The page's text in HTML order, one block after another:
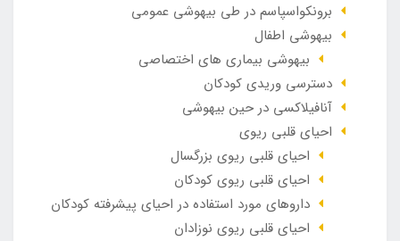
برونکواسپاسم در طی بیهوشی عمومی
بیهوشی اطفال
بیهوشی بیماری های اختصاصی
دسترسی وریدی کودکان
آنافيلاکسی در حين بيهوشی
احیای قلبی ریوی
احیای قلبی ریوی بزرگسال
احیای قلبی ریوی کودکان
داروهای مورد استفاده در احیای پیشرفته کودکان
احیای قلبی ریوی نوزادان